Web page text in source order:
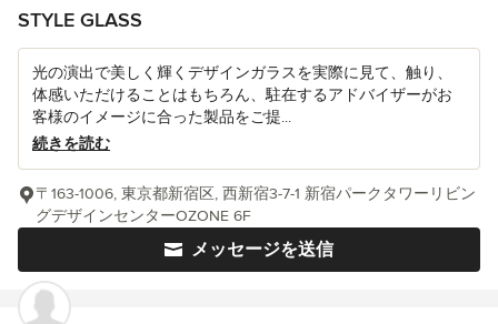
STYLE GLASS
光の演出で美しく輝くデザインガラスを実際に見て、触り、
体感いただけることはもちろん、駐在するアドバイザーがお
客様のイメージに合った製品をご提...
続きを読む
メッセージを送信
〒163-1006, 東京都新宿区, 西新宿3-7-1 新宿パークタワーリビン
グデザインセンターOZONE 6F